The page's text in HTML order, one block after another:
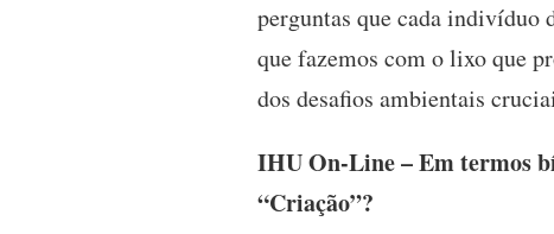
perguntas que cada indivíduo
que fazemos com o lixo que
dos desafios ambientais
IHU On-Line – Em termos
“Criação”?